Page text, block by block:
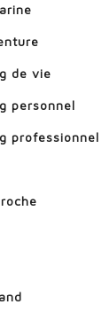
de vie
personnel
professionnel